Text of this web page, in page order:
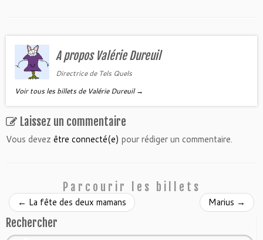
A propos Valérie Dureuil
Directrice de Tels Quels
Voir tous les billets de Valérie Dureuil→
Laissez un commentaire
Vous devez être connecté(e) pour rédiger un commentaire.
Parcourir les billets
← La fête des deux mamans Marius →
Rechercher